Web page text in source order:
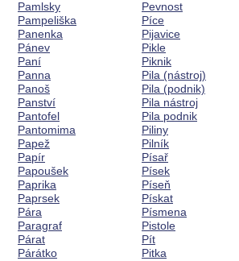
Pamlsky
Pampeliška
Panenka
Pánev
Paní
Panna
Panoš
Panství
Pantofel
Pantomima
Papež
Papír
Papoušek
Paprika
Paprsek
Pára
Paragraf
Párat
Párátko
Pevnost
Píce
Pijavice
Pikle
Piknik
Pila (nástroj)
Pila (podnik)
Pila nástroj
Pila podnik
Piliny
Pilník
Písař
Písek
Píseň
Pískat
Písmena
Pistole
Pít
Pitka